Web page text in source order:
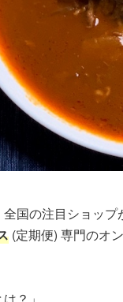
国の注目ショッ
(定期便) 専門のオ
？」